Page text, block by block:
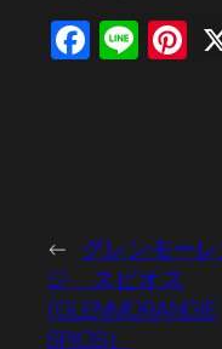
Line
← グレンモー
ジ スピオス
(GLENMORANGIE
SPIOS）